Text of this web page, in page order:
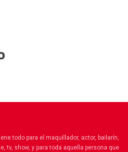
todo para el maquillador, actor, bailarín,
tv, show, y para toda aquella persona que